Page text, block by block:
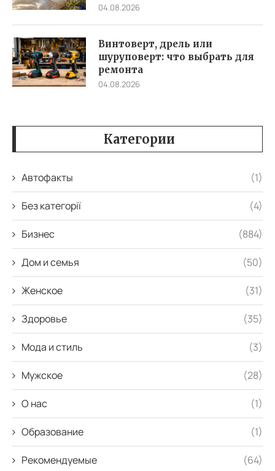
04.08.2026
Винтоверт, дрель или
шуруповерт: что выбрать для
ремонта
04.08.2026
Категории
Автофакты (1)
Без категорії (4)
Бизнес (884)
Дом и семья (50)
Женское (31)
Здоровье (35)
Мода и стиль (3)
Мужское (28)
О нас (1)
Образование (1)
Рекомендуемые (64)